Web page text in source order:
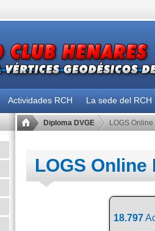
Actividades RCH La sede del RCH
Diploma DVGE LOGS Online
LOGS Online
18.797